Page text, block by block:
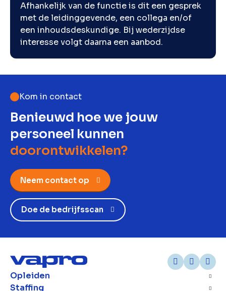
Afhankelijk van de functie is dit een gesprek
met de leidinggevende, een collega en/of
een inhoudsdeskundige. Bij wederzijdse
interesse volgt daarna een aanbod.
Kom in contact
Benieuwd hoe we jouw
personeel kunnen
doorontwikkelen?
Neem contact op
Doe de bedrijfsscan
Opleiden
Staffing